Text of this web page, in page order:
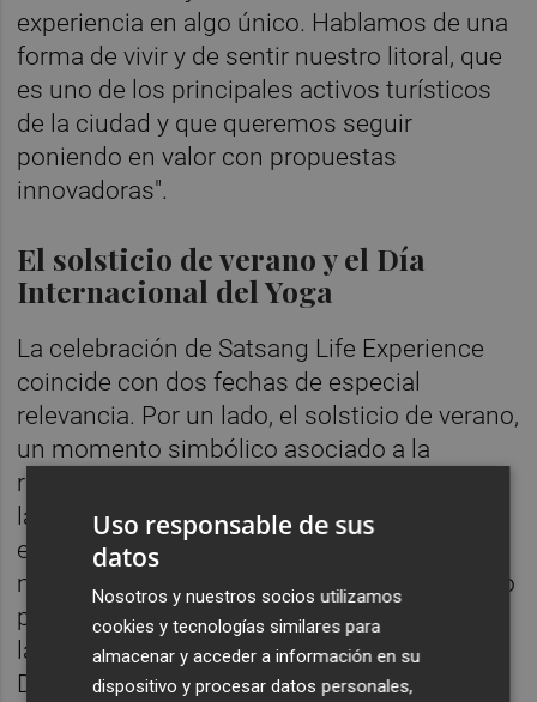
experiencia en algo único. Hablamos de una
forma de vivir y de sentir nuestro litoral, que
es uno de los principales activos turísticos
de la ciudad y que queremos seguir
poniendo en valor con propuestas
innovadoras".
El solsticio de verano y el Día
Internacional del Yoga
La celebración de Satsang Life Experience
coincide con dos fechas de especial
relevancia. Por un lado, el solsticio de verano,
un momento simbólico asociado a la
renovación, la energía vital y la conexión con
la naturaleza, que se celebrará con una
experiencia especial al atardecer frente al
mar concebida como un encuentro colectivo
para dar la bienvenida al verano. Por otro
lado, el domingo 21 de junio tendrá lugar el
Día Internacional del Yoga, una jornada
Uso responsable de sus
datos
Nosotros y nuestros socios utilizamos
cookies y tecnologías similares para
almacenar y acceder a información en su
dispositivo y procesar datos personales,